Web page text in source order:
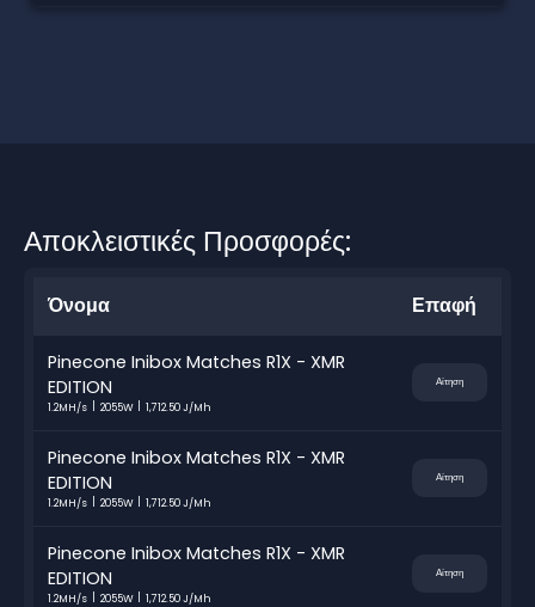
Αποκλειστικές Προσφορές:
Όνομα Επαφή
Pinecone Inibox Matches R1X - XMR
EDITION
1.2MH/s 2055W 1,712.50 J/Mh
Αίτηση
Pinecone Inibox Matches R1X - XMR
EDITION
1.2MH/s 2055W 1,712.50 J/Mh
Αίτηση
Pinecone Inibox Matches R1X - XMR
EDITION
1.2MH/s 2055W 1,712.50 J/Mh
Αίτηση